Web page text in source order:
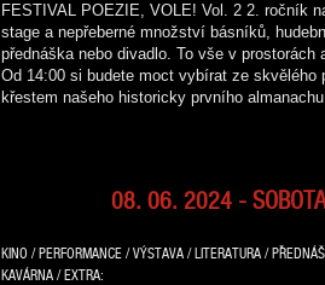
FESTIVAL POEZIE, VOLE! Vol. 2 2. ročník
stage a nepřeberné množství básníků,
přednáška nebo divadlo. To vše v
Od 14:00 si budete moct vybírat ze skvělého
křestem našeho historicky prvního
08. 06. 2024 - SOBOTA
KINO / PERFORMANCE / VÝSTAVA / LITERATURA /
KAVÁRNA / EXTRA: